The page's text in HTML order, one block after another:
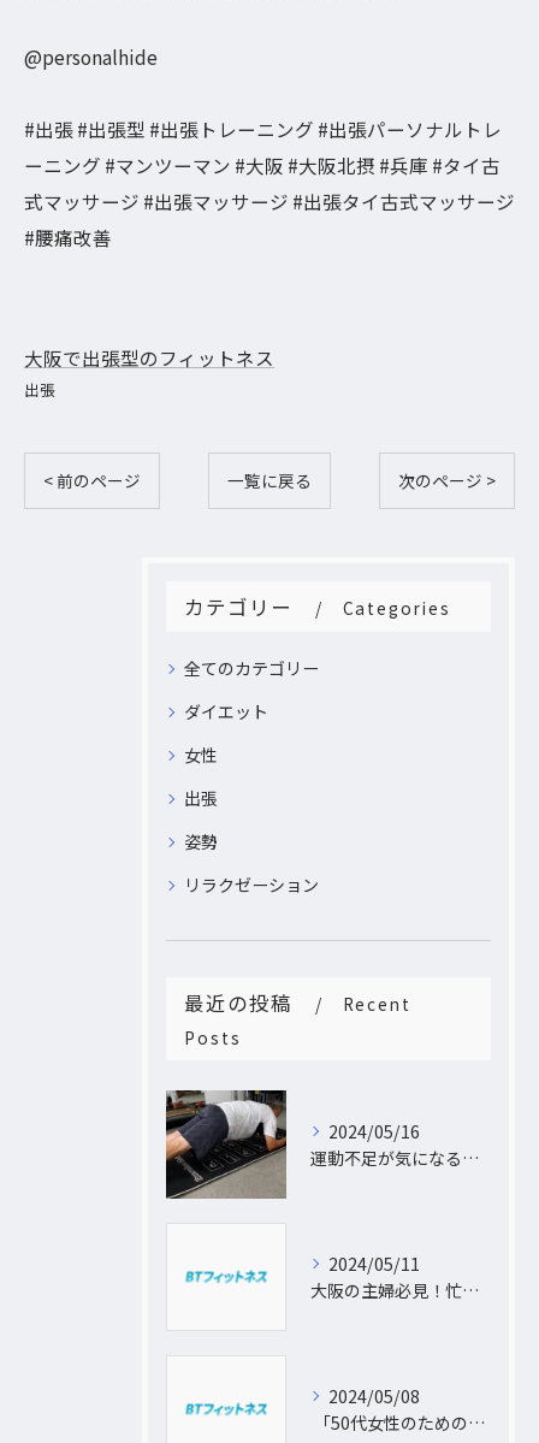
@personalhide
#出張 #出張型 #出張トレーニング #出張パーソナルトレ
ーニング #マンツーマン #大阪 #大阪北摂 #兵庫 #タイ古
式マッサージ #出張マッサージ #出張タイ古式マッサージ
#腰痛改善
大阪で出張型のフィットネス
出張
< 前のページ 一覧に戻る 次のページ >
カテゴリー Categories
全てのカテゴリー
ダイエット
女性
出張
姿勢
リラクゼーション
最近の投稿
Recent
Posts
2024/05/16
運動不足が気になるあなたへ。大阪中崎町で自宅にパーソナルトレーナーがおうかがし!プライベート空間で理想のカラダづくり
2024/05/11
大阪の主婦必見！忙しい日常に合わせた出張パーソナルトレーニングで理想のボディを手に入れよう
2024/05/08
「50代女性のためのパーソナルトレーニング！運動不足から脱出し、理想の体型を手に入れよう」